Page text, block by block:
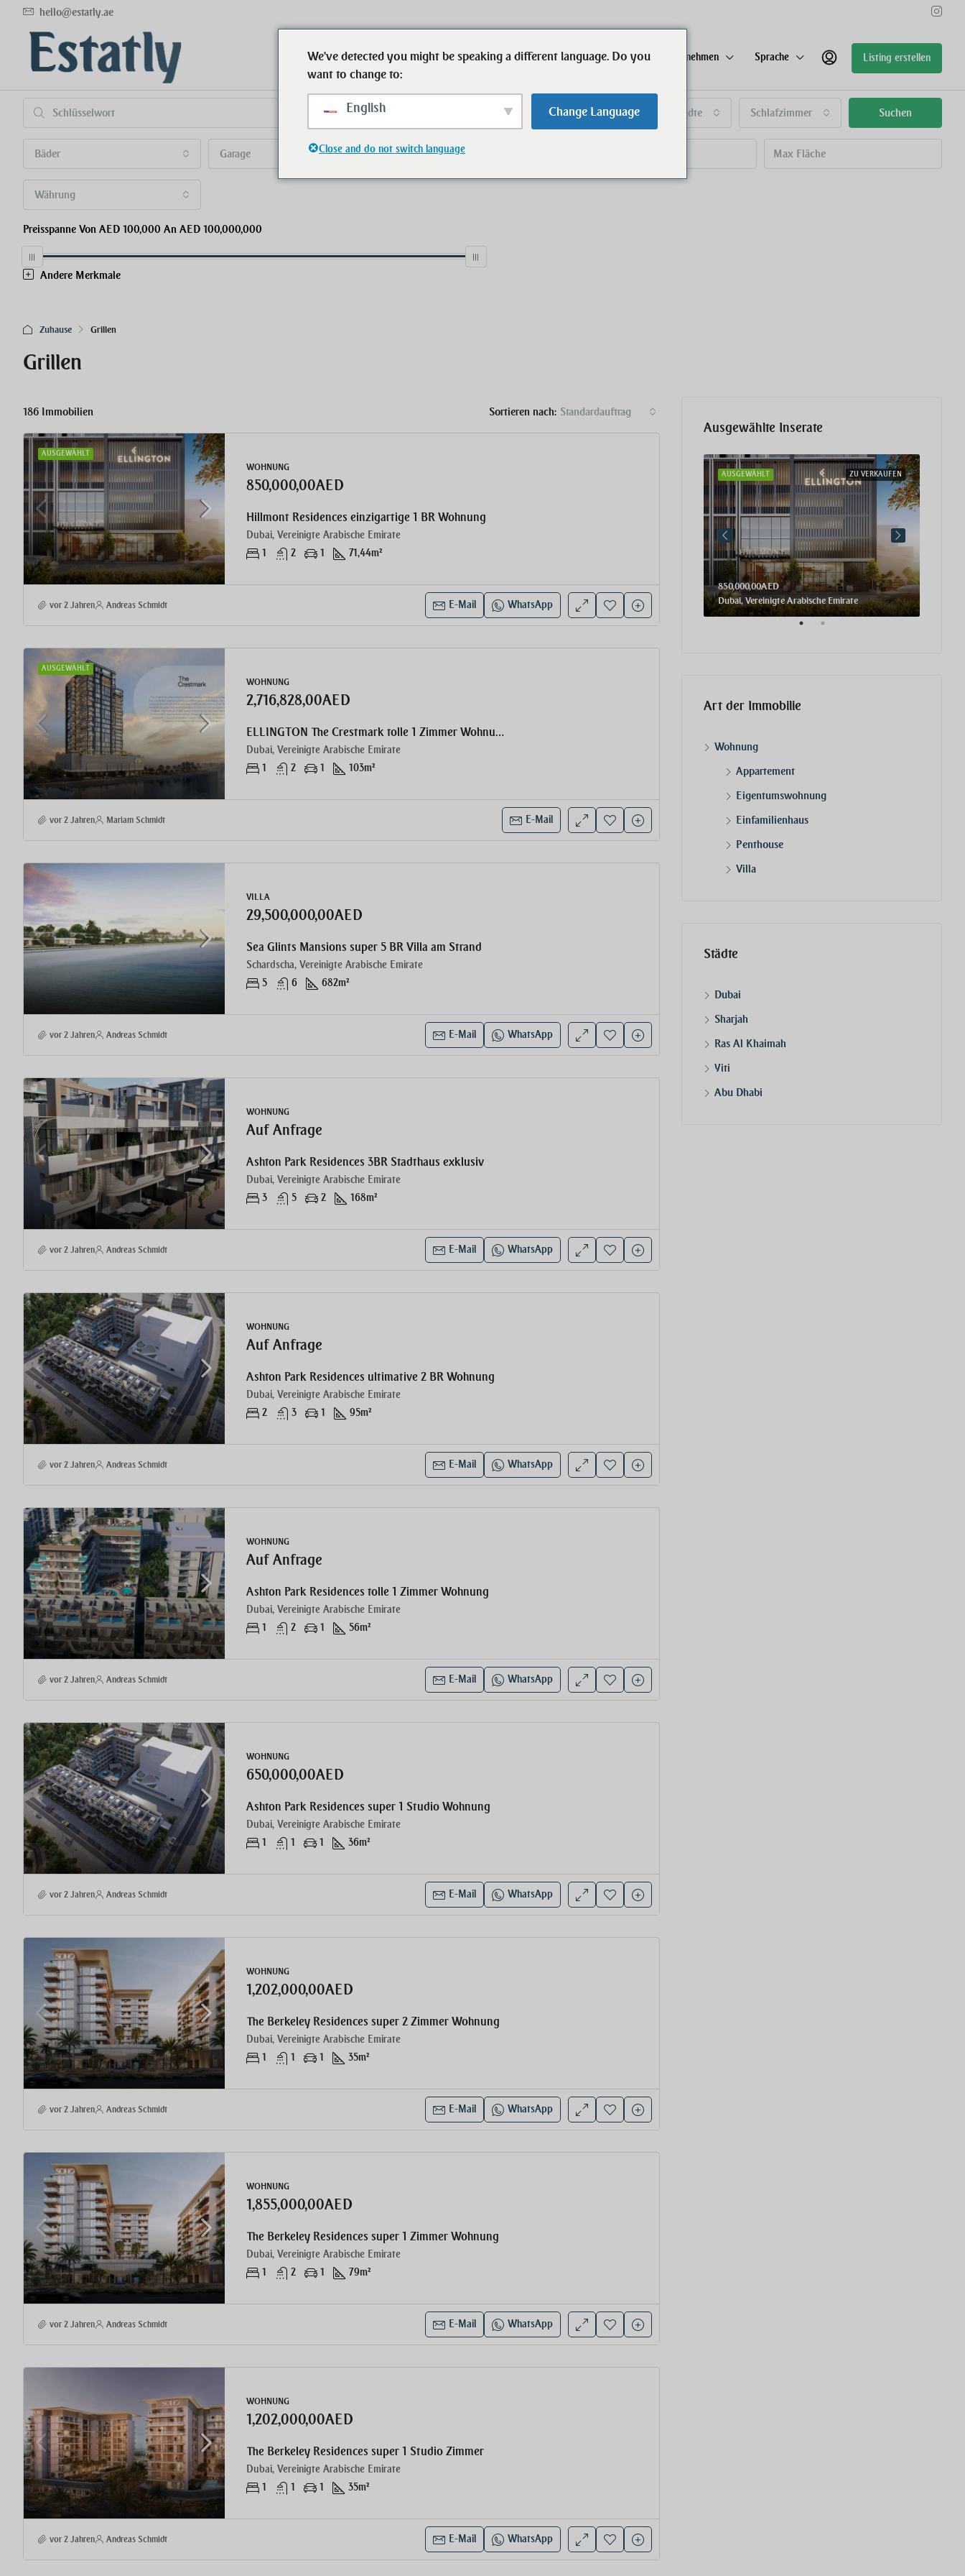
hello@estatly.ae
Start Immobilien Ansprechpartner Unternehmen Sprache Listing erstellen
Typ Alle Städte Schlafzimmer Suchen
Bäder Garage
Währung
Preisspanne Von AED 100,000 An AED 100,000,000
Andere Merkmale
Zuhause Grillen
Grillen
186 Immobilien Sortieren nach: Standardauftrag
AUSGEWÄHLT
WOHNUNG
850,000,00AED
Hillmont Residences einzigartige 1 BR Wohnung
Dubai, Vereinigte Arabische Emirate
1
2 1 71,44m²
vor 2 Jahren Andreas Schmidt E-Mail WhatsApp
AUSGEWÄHLT
WOHNUNG
2,716,828,00AED
ELLINGTON The Crestmark tolle 1 Zimmer Wohnung
Dubai, Vereinigte Arabische Emirate
1
2 1 103m²
vor 2 Jahren Mariam Schmidt E-Mail
VILLA
29,500,000,00AED
Sea Glints Mansions super 5 BR Villa am Strand
Schardscha, Vereinigte Arabische Emirate
5
6 682m²
vor 2 Jahren Andreas Schmidt E-Mail WhatsApp
WOHNUNG
Auf Anfrage
Ashton Park Residences 3BR Stadthaus exklusiv
Dubai, Vereinigte Arabische Emirate
3
5 2 168m²
vor 2 Jahren Andreas Schmidt E-Mail WhatsApp
WOHNUNG
Auf Anfrage
Ashton Park Residences ultimative 2 BR Wohnung
Dubai, Vereinigte Arabische Emirate
2
3 1 95m²
vor 2 Jahren Andreas Schmidt E-Mail WhatsApp
WOHNUNG
Auf Anfrage
Ashton Park Residences tolle 1 Zimmer Wohnung
Dubai, Vereinigte Arabische Emirate
1
2 1 56m²
vor 2 Jahren Andreas Schmidt E-Mail WhatsApp
WOHNUNG
650,000,00AED
Ashton Park Residences super 1 Studio Wohnung
Dubai, Vereinigte Arabische Emirate
1
1 1 36m²
vor 2 Jahren Andreas Schmidt E-Mail WhatsApp
WOHNUNG
1,202,000,00AED
The Berkeley Residences super 2 Zimmer Wohnung
Dubai, Vereinigte Arabische Emirate
1
1 1 35m²
vor 2 Jahren Andreas Schmidt E-Mail WhatsApp
WOHNUNG
1,855,000,00AED
The Berkeley Residences super 1 Zimmer Wohnung
Dubai, Vereinigte Arabische Emirate
1
2 1 79m²
vor 2 Jahren Andreas Schmidt E-Mail WhatsApp
WOHNUNG
1,202,000,00AED
The Berkeley Residences super 1 Studio Zimmer
Dubai, Vereinigte Arabische Emirate
1
1 1 35m²
vor 2 Jahren Andreas Schmidt E-Mail WhatsApp
Ausgewählte Inserate
2,716,828,00AED
Dubai, Vereinigte Arabische Emirate
ZU VERKAUFEN
AUSGEWÄHLT
850,000,00AED
Dubai, Vereinigte Arabische Emirate
Art der Immobilie
Wohnung
Appartement
Eigentumswohnung
Einfamilienhaus
Penthouse
Villa
Städte
Dubai
Sharjah
Ras Al Khaimah
Yiti
Abu Dhabi
We've detected you might be speaking a different language. Do you
want to change to:
English Change Language
Close and do not switch language